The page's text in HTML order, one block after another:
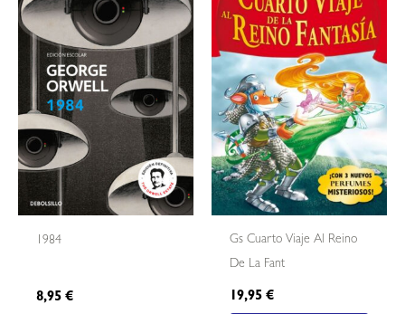
1984
8,95€
Gs Cuarto Viaje Al Reino
De La Fant
19,95€